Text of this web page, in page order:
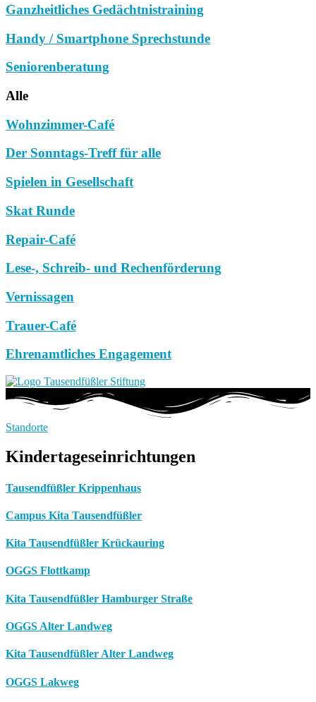
Ganzheitliches Gedächtnistraining
Handy / Smartphone Sprechstunde
Seniorenberatung
Alle
Wohnzimmer-Café
Der Sonntags-Treff für alle
Spielen in Gesellschaft
Skat Runde
Repair-Café
Lese-, Schreib- und Rechenförderung
Vernissagen
Trauer-Café
Ehrenamtliches Engagement
Standorte
Kindertageseinrichtungen
Tausendfüßler Krippenhaus
Campus Kita Tausendfüßler
Kita Tausendfüßler Krückauring
OGGS Flottkamp
Kita Tausendfüßler Hamburger Straße
OGGS Alter Landweg
Kita Tausendfüßler Alter Landweg
OGGS Lakweg